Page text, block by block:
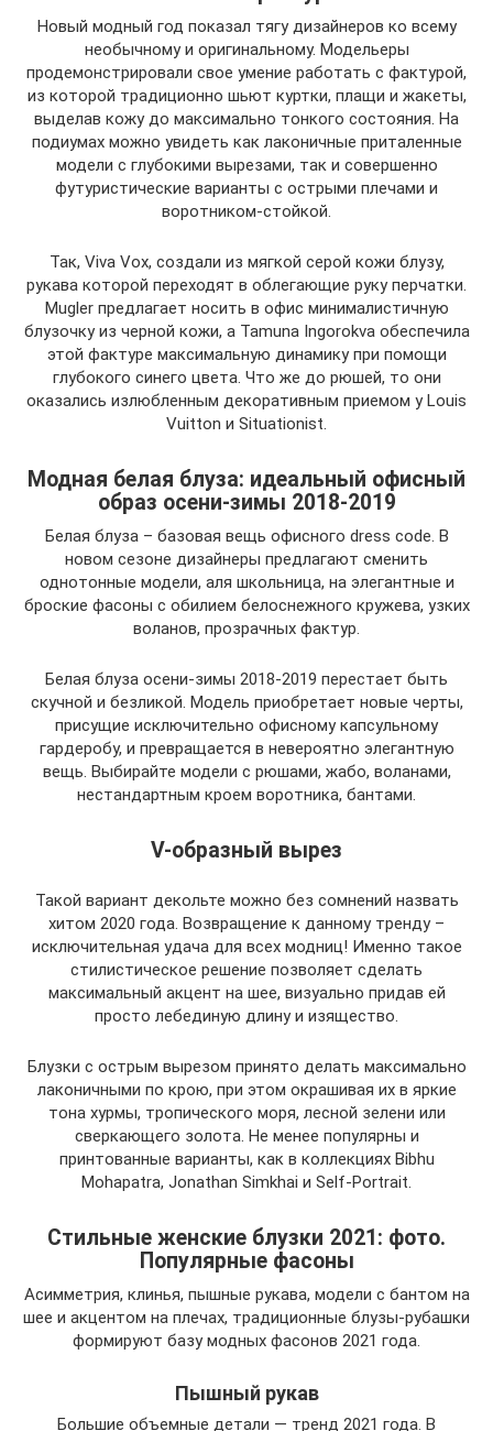
Новый модный год показал тягу дизайнеров ко всему
необычному и оригинальному. Модельеры
продемонстрировали свое умение работать с фактурой,
из которой традиционно шьют куртки, плащи и жакеты,
выделав кожу до максимально тонкого состояния. На
подиумах можно увидеть как лаконичные приталенные
модели с глубокими вырезами, так и совершенно
футуристические варианты с острыми плечами и
воротником-стойкой.
Так, Viva Vox, создали из мягкой серой кожи блузу,
рукава которой переходят в облегающие руку перчатки.
Mugler предлагает носить в офис минималистичную
блузочку из черной кожи, а Tamuna Ingorokva обеспечила
этой фактуре максимальную динамику при помощи
глубокого синего цвета. Что же до рюшей, то они
оказались излюбленным декоративным приемом у Louis
Vuitton и Situationist.
Модная белая блуза: идеальный офисный
образ осени-зимы 2018-2019
Белая блуза – базовая вещь офисного dress code. В
новом сезоне дизайнеры предлагают сменить
однотонные модели, аля школьница, на элегантные и
броские фасоны с обилием белоснежного кружева, узких
воланов, прозрачных фактур.
Белая блуза осени-зимы 2018-2019 перестает быть
скучной и безликой. Модель приобретает новые черты,
присущие исключительно офисному капсульному
гардеробу, и превращается в невероятно элегантную
вещь. Выбирайте модели с рюшами, жабо, воланами,
нестандартным кроем воротника, бантами.
V-образный вырез
Такой вариант декольте можно без сомнений назвать
хитом 2020 года. Возвращение к данному тренду –
исключительная удача для всех модниц! Именно такое
стилистическое решение позволяет сделать
максимальный акцент на шее, визуально придав ей
просто лебединую длину и изящество.
Блузки с острым вырезом принято делать максимально
лаконичными по крою, при этом окрашивая их в яркие
тона хурмы, тропического моря, лесной зелени или
сверкающего золота. Не менее популярны и
принтованные варианты, как в коллекциях Bibhu
Mohapatra, Jonathan Simkhai и Self-Portrait.
Стильные женские блузки 2021: фото.
Популярные фасоны
Асимметрия, клинья, пышные рукава, модели с бантом на
шее и акцентом на плечах, традиционные блузы-рубашки
формируют базу модных фасонов 2021 года.
Пышный рукав
Большие объемные детали — тренд 2021 года. В